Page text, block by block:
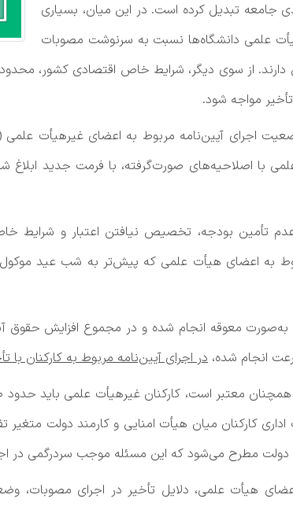
جامعه تبدیل کرده است. در این میان، بسیاری
علمی دانشگاه‌ها نسبت به سرنوشت مصوبات
از سوی دیگر، شرایط خاص اقتصادی کشور،
مواجه شود.
وضعیت اجرای آیین‌نامه مربوط به اعضای غیرهیأت
غیرهیأت علمی با اصلاحیه‌های صورت‌گرفته، با فرمت
تأمین بودجه، تخصیص نیافتن اعتبار و
به اعضای هیأت علمی که پیش‌تر به شب عید
انجام شده، در اجرای آیین‌نامه مربوط به کارکنان
کارکنان میان هیأت امنایی و کارمند دولت
دولت مطرح می‌شود که این مسئله موجب سردرگمی در
هیأت علمی، دلایل تأخیر در اجرای مصوبات،